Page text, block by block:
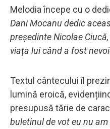
Melodia începe cu o
Dani Mocanu dedic
președinte Nicolae
viața lui când a fost
Textul cântecului îl
lumină eroică,
presupusă tărie de
buletinul de vot eu nu